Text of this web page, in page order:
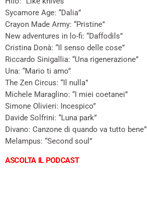
Sycamore Age: “Dalia”
Crayon Made Army: “Pristine”
New adventures in lo-fi: “Daffodils”
Cristina Donà: “Il senso delle cose”
Riccardo Sinigallia: “Una rigenerazione”
Una: “Mario ti amo”
The Zen Circus: “Il nulla”
Michele Maraglino: “I miei coetanei”
Simone Olivieri: Incespico”
Davide Solfrini: “Luna park”
Divano: Canzone di quando va tutto bene”
Melampus: “Second soul”
ASCOLTA IL PODCAST